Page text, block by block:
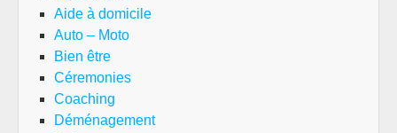
Aide à domicile
Auto – Moto
Bien être
Céremonies
Coaching
Déménagement